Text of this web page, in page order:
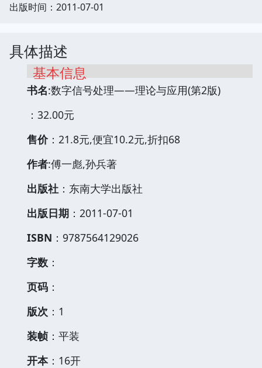
出版时间：2011-07-01
具体描述
基本信息
书名:数字信号处理——理论与应用(第2版)
：32.00元
售价：21.8元,便宜10.2元,折扣68
作者:傅一彪,孙兵著
出版社 ：东南大学出版社
出版日期 ：2011-07-01
ISBN ：9787564129026
字数 ：
页码 ：
版次 ：1
装帧 ：平装
开本：16开